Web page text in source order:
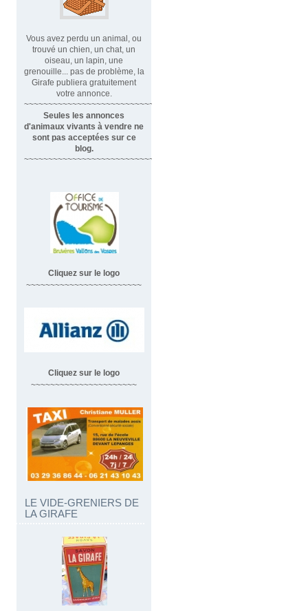
Vous avez perdu un animal, ou
trouvé un chien, un chat, un
oiseau, un lapin, une
grenouille... pas de problème, la
Girafe publiera gratuitement
votre annonce.
~~~~~~~~~~~~~~~~~~~~~~~~~~~~
Seules les annonces
d'animaux vivants à vendre ne
sont pas acceptées sur ce
blog.
~~~~~~~~~~~~~~~~~~~~~~~~~~~~~~
Cliquez sur le logo
~~~~~~~~~~~~~~~~~~~~~~~~
Cliquez sur le logo
~~~~~~~~~~~~~~~~~~~~~~
LE VIDE-GRENIERS DE
LA GIRAFE